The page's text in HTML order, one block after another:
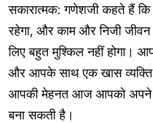
सकारात्मक: गणेशजी कहते हैं
रहेगा, और काम और निजी
लिए बहुत मुश्किल नहीं होगा।
और आपके साथ एक खास व्यक्ति
आपकी मेहनत आज आपको अपने
बना सकती है।